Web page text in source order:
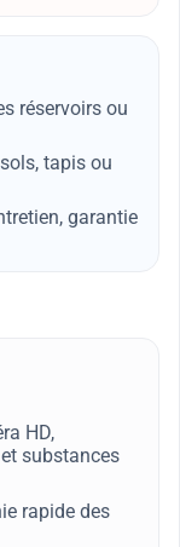
réservoirs ou
tapis ou
garantie
HD,
substances
rapide des